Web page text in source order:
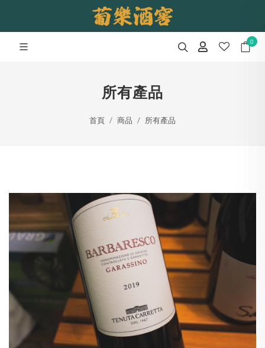
0
所有產品
首頁 商品 所有產品